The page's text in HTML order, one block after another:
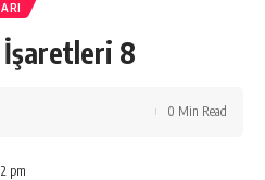
İşaretleri 8
pm
0 Min Read